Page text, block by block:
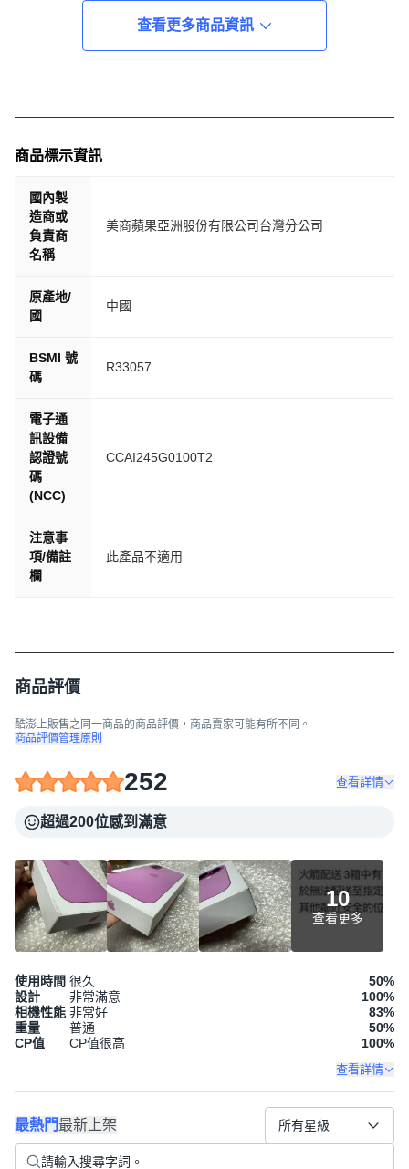
查看更多商品資訊
商品標示資訊
國內製
造商或
負責商
名稱
美商蘋果亞洲股份有限公司台灣分公司
原產地/
國
中國
BSMI 號
碼
R33057
電子通
訊設備
認證號
碼
(NCC)
CCAI245G0100T2
注意事
項/備註
欄
此產品不適用
商品評價
酷澎上販售之同一商品的商品評價，商品賣家可能有所不同。
商品評價管理原則
252 查看詳情
超過200位感到滿意
10
查看更多
使用時間 很久 50%
設計
非常滿意 100%
相機性能 非常好 83%
重量
普通 50%
CP值
CP值很高 100%
查看詳情
最熱門最新上架 所有星級